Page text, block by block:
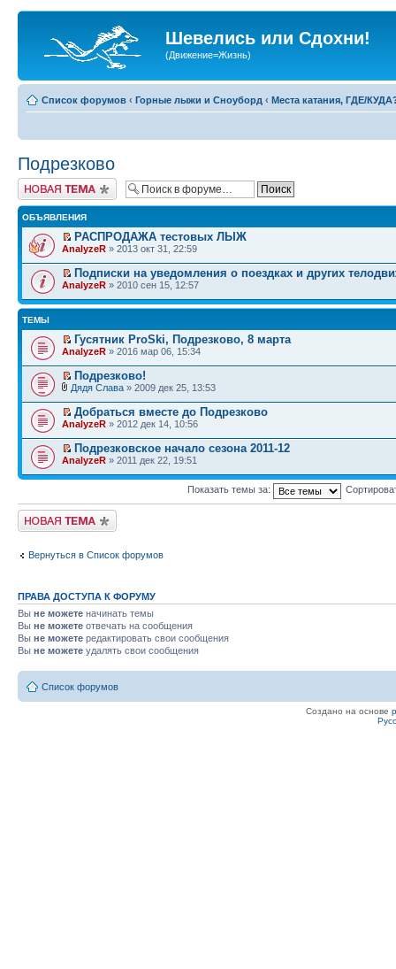
Шевелись или Сдохни!
(Движение=Жизнь)
Список форумов ‹ Горные лыжи и Сноуборд ‹ Места катания, ГДЕ/
Подрезково
Начать новую тему
ОБЪЯВЛЕНИЯ
РАСПРОДАЖА тестовых ЛЫЖ
AnalyzeR » 2013 окт 31, 22:59
Подписки на уведомления о поездках и других
AnalyzeR » 2010 сен 15, 12:57
ТЕМЫ
Гусятник ProSki, Подрезково, 8 марта
AnalyzeR » 2016 мар 06, 15:34
Подрезково!
Дядя Слава » 2009 дек 25, 13:53
Добраться вместе до Подрезково
AnalyzeR » 2012 дек 14, 10:56
Подрезковское начало сезона 2011-12
AnalyzeR » 2011 дек 22, 19:51
Показать темы за:
Начать новую тему
Вернуться в Список форумов
ПРАВА ДОСТУПА К ФОРУМУ
Вы не можете начинать темы
Вы не можете отвечать на сообщения
Вы не можете редактировать свои сообщения
Вы не можете удалять свои сообщения
Список форумов
Создано на основе